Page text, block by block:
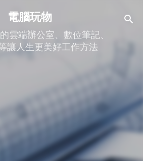
跳到主要內容
電腦玩物
雲端辦公室、數位筆記、
讓人生更美好工作方法